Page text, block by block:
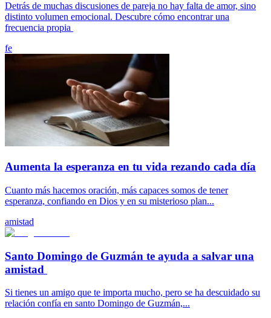
Detrás de muchas discusiones de pareja no hay falta de amor, sino
distinto volumen emocional. Descubre cómo encontrar una
frecuencia propia
fe
Aumenta la esperanza en tu vida rezando cada día
Cuanto más hacemos oración, más capaces somos de tener
esperanza, confiando en Dios y en su misterioso plan...
amistad
Santo Domingo de Guzmán te ayuda a salvar una
amistad
Si tienes un amigo que te importa mucho, pero se ha descuidado su
relación confía en santo Domingo de Guzmán,...